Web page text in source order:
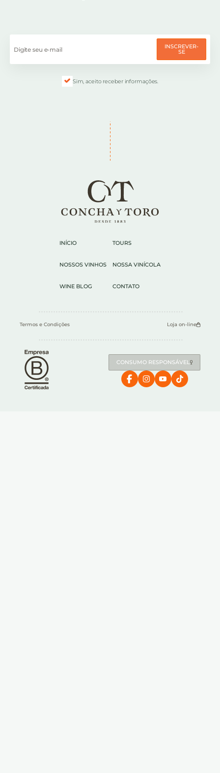
INSCREVER-
SE
Sim, aceito receber informações.
INÍCIO TOURS
NOSSOS VINHOS NOSSA VINÍCOLA
WINE BLOG CONTATO
Termos e Condições Loja on-line
CONSUMO RESPONSÁVEL